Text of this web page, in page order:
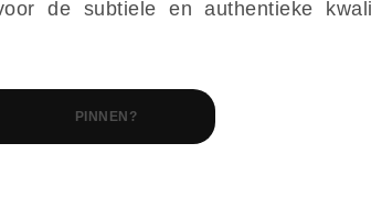
de subtiele en authentieke
PINNEN?